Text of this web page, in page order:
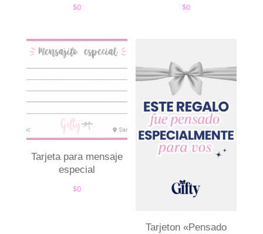
$0 $0
Tarjeta para mensaje
especial
$0
Tarjeton «Pensado